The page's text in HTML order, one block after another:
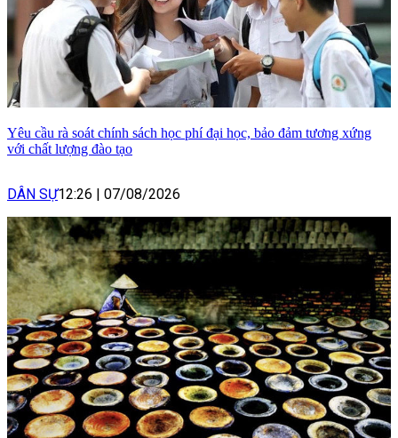
Yêu cầu rà soát chính sách học phí đại học, bảo đảm tương xứng
với chất lượng đào tạo
DÂN SỰ12:26 | 07/08/2026